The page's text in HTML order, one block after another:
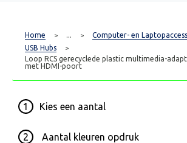
Home > ... > Computer- en
USB Hubs >
Loop RCS gerecyclede plastic multimedia-
met HDMI-poort
1 Kies een aantal
2 Aantal kleuren opdruk